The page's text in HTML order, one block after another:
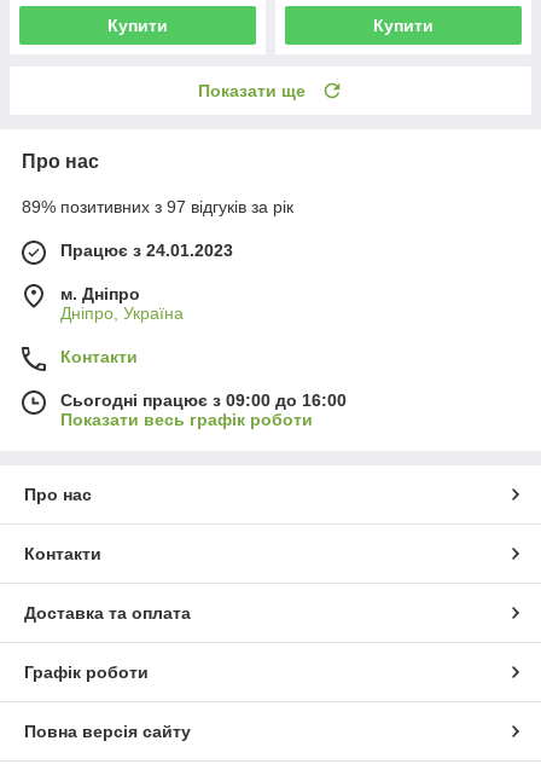
Купити Купити
Показати ще
Про нас
89% позитивних з 97 відгуків за рік
Працює з 24.01.2023
м. Дніпро
Дніпро, Україна
Контакти
Сьогодні працює з 09:00 до 16:00
Показати весь графік роботи
Про нас
Контакти
Доставка та оплата
Графік роботи
Повна версія сайту